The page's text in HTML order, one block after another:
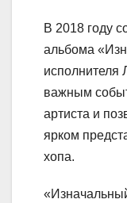
В 2018 году
альбома
исполнителя
важным
артиста и
ярком
хопа.